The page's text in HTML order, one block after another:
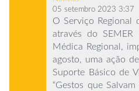
05 setembro 2023 3:37
O Serviço Regional
através do SEMER
Médica Regional,
agosto, uma ação
Suporte Básico de
“Gestos que